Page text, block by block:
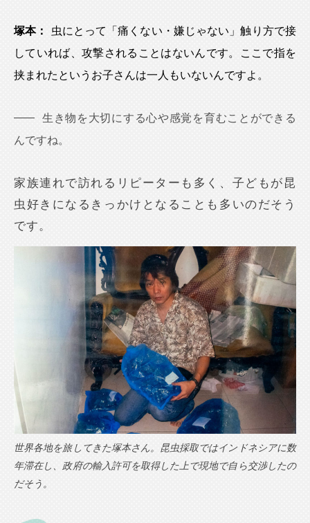
塚本：
虫にとって「痛くない・嫌じゃない」触り方で接
していれば、攻撃されることはないんです。ここで指を
挟まれたというお子さんは一人もいないんですよ。
生き物を大切にする心や感覚を育むことができる
んですね。
家族連れで訪れるリピーターも多く、子どもが昆
虫好きになるきっかけとなることも多いのだそう
です。
世界各地を旅してきた塚本さん。昆虫採取ではインドネシアに数
年滞在し、政府の輸入許可を取得した上で現地で自ら交渉したの
だそう。